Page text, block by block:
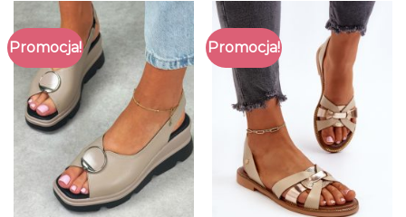
Promocja! Promocja!